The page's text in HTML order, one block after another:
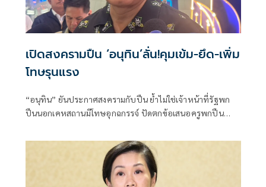
เปิดสงครามปืน ‘อนุทิน’ลั่น!คุมเข้ม-ยึด-เพิ่ม
โทษรุนแรง
“อนุทิน” ยันประกาศสงครามกับปืน ย้ำไม่ใช่เจ้าหน้าที่รัฐพก
ปืนนอกเคหสถานมีโทษอุกฉกรรจ์ ปัดตกข้อเสนอครูพกปืน
เจ้าของเป็นผู้ต้องหาร่วม